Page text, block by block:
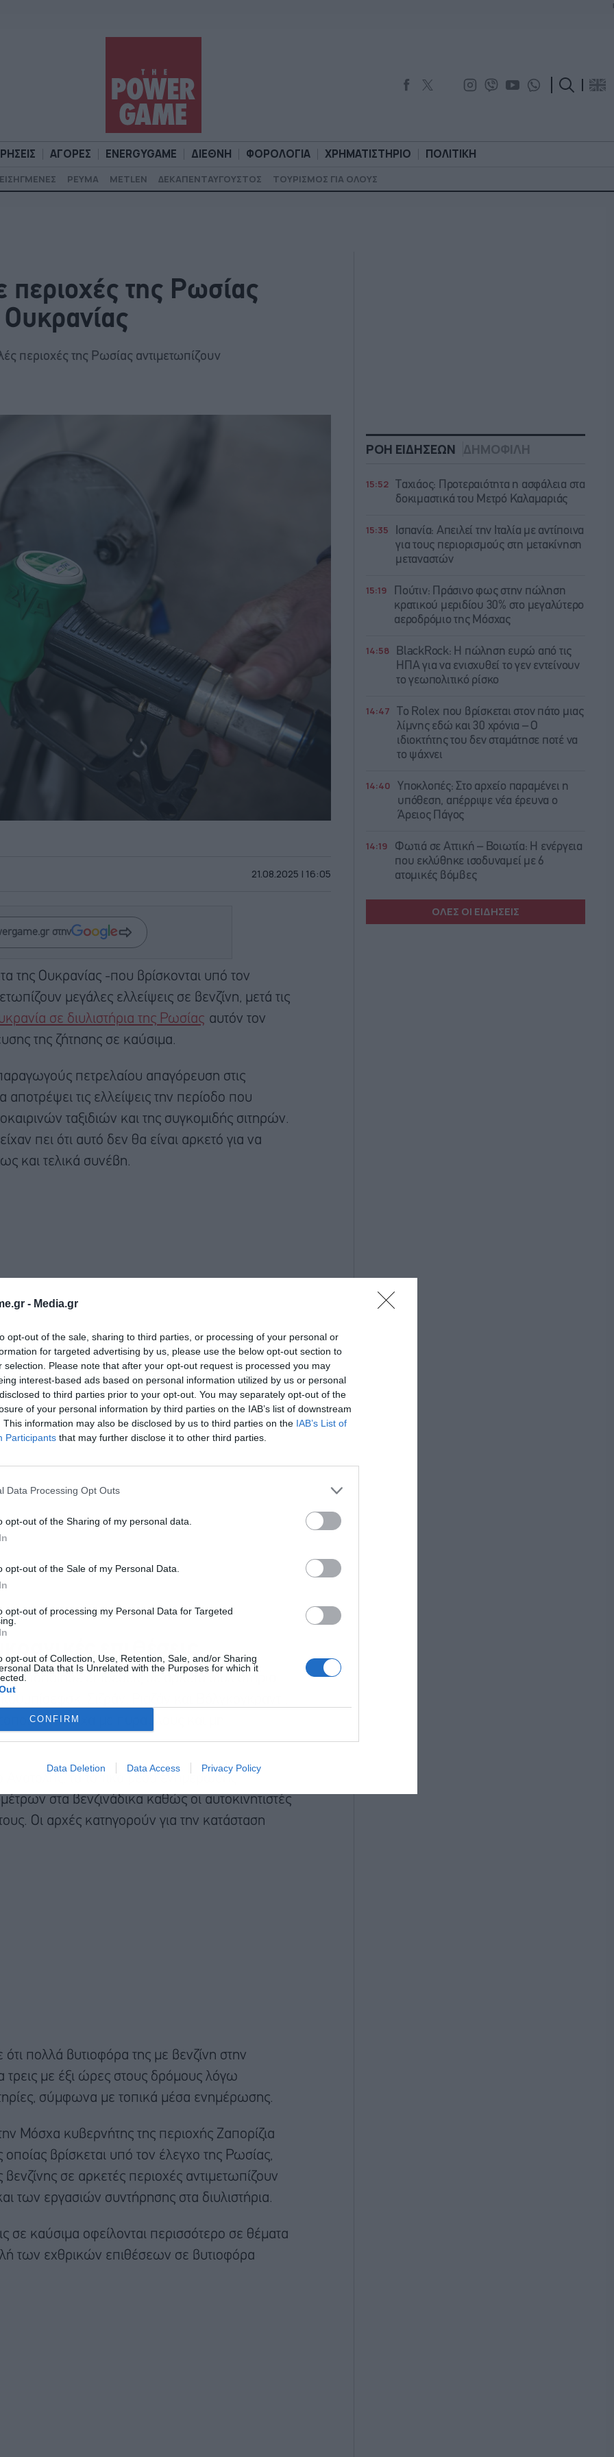
- Media.gr
opt-out of the sale, sharing to third parties, or processing of your personal or
for targeted advertising by us, please use the below opt-out section to
selection. Please note that after your opt-out request is processed you may
interest-based ads based on personal information utilized by us or personal
to third parties prior to your opt-out. You may separately opt-out of the
of your personal information by third parties on the IAB’s list of downstream
This information may also be disclosed by us to third parties on the IAB’s List of
Participants that may further disclose it to other third parties.
Data Processing Opt Outs
opt-out of the Sharing of my personal data.
opt-out of the Sale of my Personal Data.
opt-out of processing my Personal Data for Targeted
opt-out of Collection, Use, Retention, Sale, and/or Sharing
Data that Is Unrelated with the Purposes for which it
CONFIRM
Data Deletion Data Access Privacy Policy
ΑΓΟΡΕΣ ENERGYGAME ΔΙΕΘΝΗ ΦΟΡΟΛΟΓΙΑ ΧΡΗΜΑΤΙΣΤΗΡΙΟ ΠΟΛΙΤΙΚΗ
ΕΙΣΗΓΜΕΝΕΣ ΡΕΥΜΑ METLEN ΔΕΚΑΠΕΝΤΑΥΓΟΥΣΤΟΣ ΤΟΥΡΙΣΜΟΣ ΓΙΑ ΟΛΟΥΣ
περιοχές της Ρωσίας
Ουκρανίας
περιοχές της Ρωσίας αντιμετωπίζουν
21.08.2025 | 16:05
στην
της Ουκρανίας -που βρίσκονται υπό τον
μεγάλες ελλείψεις σε βενζίνη, μετά τις
σε διυλιστήρια της Ρωσίας αυτόν τον
της ζήτησης σε καύσιμα.
πετρελαίου απαγόρευση στις
τις ελλείψεις την περίοδο που
ταξιδιών και της συγκομιδής σιτηρών.
πει ότι αυτό δεν θα είναι αρκετό για να
και τελικά συνέβη.
από τα σημεία συμφόρησης στην εφοδιαστική
και τις επισκευαστικές εργασίες στα
επιθέσεις
επιθέσεις σε αρκετά διυλιστήρια
Σιζράν, Ριαζάν και Βόλγκογκραντ ,
η Μόσχα με πυραύλους και μη
τα τοπικά μέσα ενημέρωσης
στα βενζινάδικα καθώς οι αυτοκινητιστές
Οι αρχές κατηγορούν για την κατάσταση
πολλά βυτιοφόρα της με βενζίνη στην
τρεις με έξι ώρες στους δρόμους λόγω
σύμφωνα με τοπικά μέσα ενημέρωσης.
Μόσχα κυβερνήτης της περιοχής Ζαπορίζια
βρίσκεται υπό τον έλεγχο της Ρωσίας,
σε αρκετές περιοχές αντιμετωπίζουν
των εργασιών συντήρησης στα διυλιστήρια.
σε καύσιμα οφείλονται περισσότερο σε θέματα
των εχθρικών επιθέσεων σε βυτιοφόρα
ΡΟΗ ΕΙΔΗΣΕΩΝ ΔΗΜΟΦΙΛΗ
15:52
Ταχιάος: Προτεραιότητα η ασφάλεια στα
δοκιμαστικά του Μετρό Καλαμαριάς
15:35
Ισπανία: Απειλεί την Ιταλία με αντίποινα
για τους περιορισμούς στη μετακίνηση
μεταναστών
15:19
Πούτιν: Πράσινο φως στην πώληση
κρατικού μεριδίου 30% στο μεγαλύτερο
αεροδρόμιο της Μόσχας
14:58
BlackRock: Η πώληση ευρώ από τις
ΗΠΑ για να ενισχυθεί το γεν εντείνουν
το γεωπολιτικό ρίσκο
14:47
Το Rolex που βρίσκεται στον πάτο μιας
λίμνης εδώ και 30 χρόνια – Ο
ιδιοκτήτης του δεν σταμάτησε ποτέ να
το ψάχνει
14:40
Υποκλοπές: Στο αρχείο παραμένει η
υπόθεση, απέρριψε νέα έρευνα ο
Άρειος Πάγος
14:19
Φωτιά σε Αττική – Βοιωτία: Η ενέργεια
που εκλύθηκε ισοδυναμεί με 6
ατομικές βόμβες
ΟΛΕΣ ΟΙ ΕΙΔΗΣΕΙΣ